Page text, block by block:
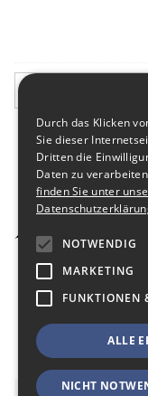
Durch das Klicken
Sie dieser
Dritten die
Daten zu
finden Sie unter
NOTWENDIG
MARKETING
FUNKTIONEN
ALLE
NICHT